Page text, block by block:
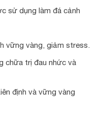
sử dụng làm đá cảnh
vững vàng, giảm stress.
chữa trị đau nhức và
định và vững vàng